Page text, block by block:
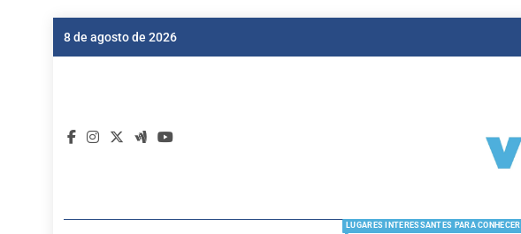
8 de agosto de 2026
LUGARES INTERESSANTES PARA CONHECER